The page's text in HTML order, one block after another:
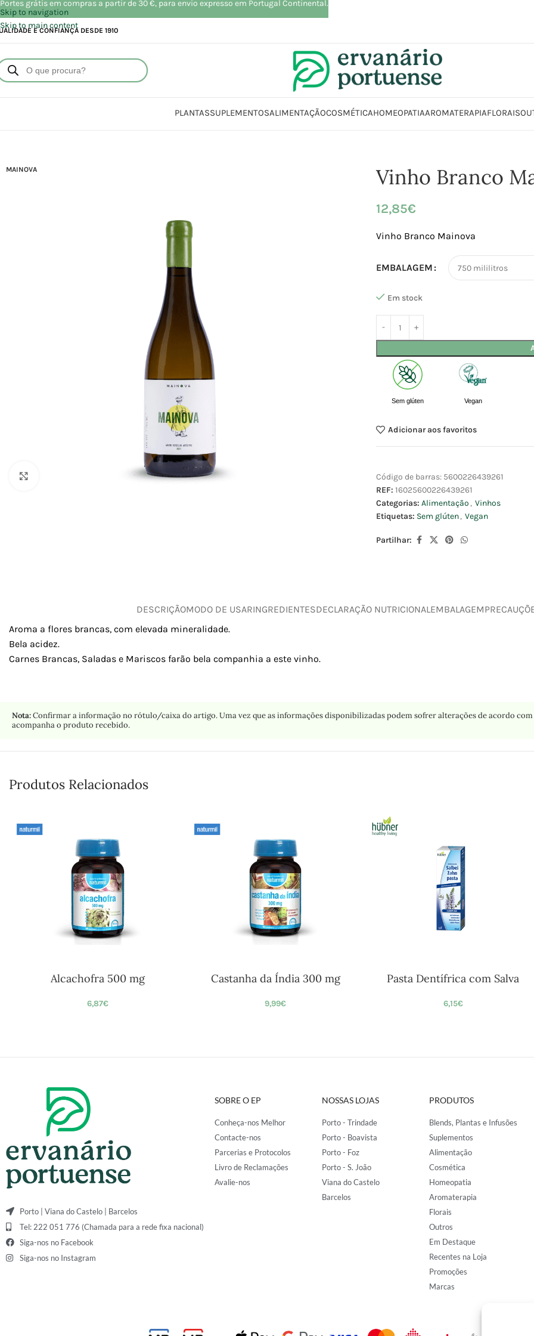
Skip to navigation
Skip to main content
E CONFIANÇA DESDE 1910
PLANTASSUPLEMENTOSALIMENTAÇÃOCOSMÉTICAHOMEOPATIAAROMATERAPIAFLORAIS
MAINOVA Vinho Branco
12,85€
Vinho Branco Mainova
EMBALAGEM
Em stock
Sem glúten Vegan
Adicionar aos favoritos
Código de barras: 5600226439261
REF: 16025600226439261
Categorias: Alimentação , Vinhos
Etiquetas: Sem glúten, Vegan
Partilhar:
DESCRIÇÃOMODO DE USARINGREDIENTESDECLARAÇÃO NUTRICIONAL EMBALAGEM
Aroma a flores brancas, com elevada mineralidade.
Bela acidez.
Carnes Brancas, Saladas e Mariscos farão bela companhia a este vinho.
Nota:Confirmar a informação no rótulo/caixa do artigo. Uma vez que as informações disponibilizadas podem sofrer alterações de acordo
acompanha o produto recebido.
Produtos Relacionados
Alcachofra 500 mg
6,87€
Castanha da Índia 300 mg
9,99€
Pasta Dentífrica com Salva
6,15€
Porto | Viana do Castelo | Barcelos
Tel: 222 051 776 (Chamada para a rede fixa nacional)
Siga-nos no Facebook
Siga-nos no Instagram
SOBRE O EP
Conheça-nos Melhor
Contacte-nos
Parcerias e Protocolos
Livro de Reclamações
Avalie-nos
NOSSAS LOJAS
Porto - Trindade
Porto - Boavista
Porto - Foz
Porto - S. João
Viana do Castelo
Barcelos
PRODUTOS
Blends, Plantas e Infusões
Suplementos
Alimentação
Cosmética
Homeopatia
Aromaterapia
Florais
Outros
Em Destaque
Recentes na Loja
Promoções
Marcas
Portes grátis em compras a partir de 30 €, para envio expresso em Portugal Continental.